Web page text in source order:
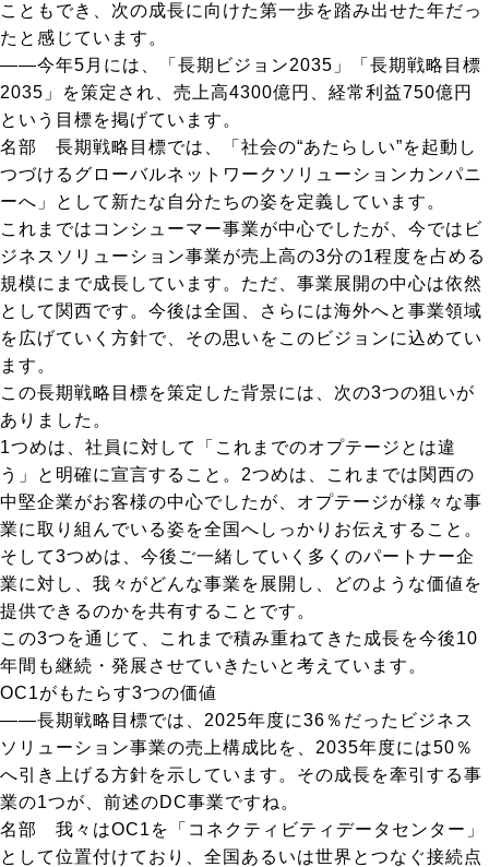
こともでき、次の成長に向けた第一歩を踏み出せた年だっ
たと感じています。
――今年5月には、「長期ビジョン2035」「長期戦略目標
2035」を策定され、売上高4300億円、経常利益750億円
という目標を掲げています。
名部
長期戦略目標では、「社会の“あたらしい”を起動し
つづけるグローバルネットワークソリューションカンパニ
ーへ」として新たな自分たちの姿を定義しています。
これまではコンシューマー事業が中心でしたが、今ではビ
ジネスソリューション事業が売上高の3分の1程度を占める
規模にまで成長しています。ただ、事業展開の中心は依然
として関西です。今後は全国、さらには海外へと事業領域
を広げていく方針で、その思いをこのビジョンに込めてい
ます。
この長期戦略目標を策定した背景には、次の3つの狙いが
ありました。
1つめは、社員に対して「これまでのオプテージとは違
う」と明確に宣言すること。2つめは、これまでは関西の
中堅企業がお客様の中心でしたが、オプテージが様々な事
業に取り組んでいる姿を全国へしっかりお伝えすること。
そして3つめは、今後ご一緒していく多くのパートナー企
業に対し、我々がどんな事業を展開し、どのような価値を
提供できるのかを共有することです。
この3つを通じて、これまで積み重ねてきた成長を今後10
年間も継続・発展させていきたいと考えています。
OC1がもたらす3つの価値
――長期戦略目標では、2025年度に36％だったビジネス
ソリューション事業の売上構成比を、2035年度には50％
へ引き上げる方針を示しています。その成長を牽引する事
業の1つが、前述のDC事業ですね。
名部
我々はOC1を「コネクティビティデータセンター」
として位置付けており、全国あるいは世界とつなぐ接続点